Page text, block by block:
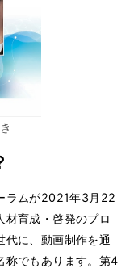
ラムが2021年3月22
材育成・啓発のプロ
代に
動画制作を通
称でもあります。第4